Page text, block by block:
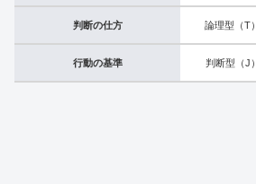
判断の仕方 論理型（T）
行動の基準 判断型（J）